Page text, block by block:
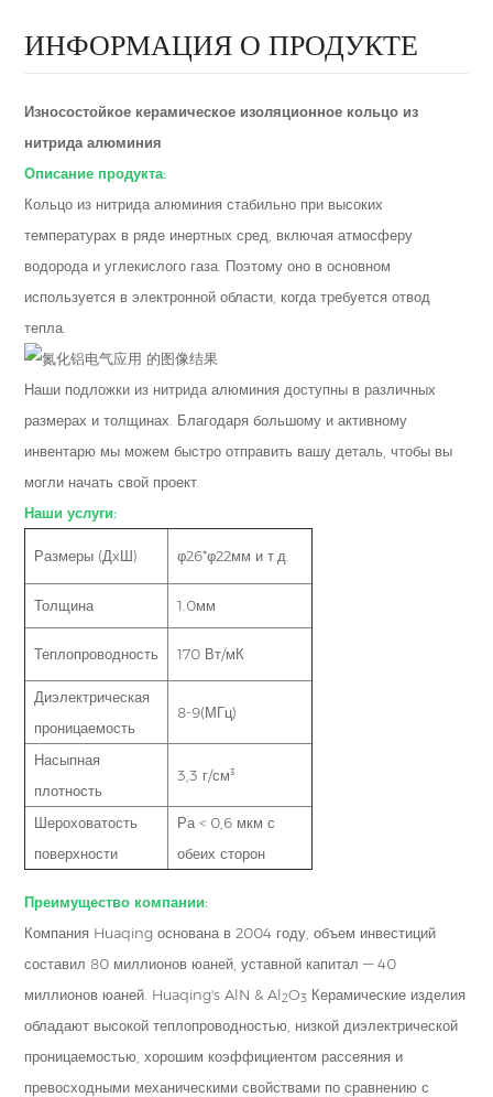
ИНФОРМАЦИЯ О ПРОДУКТЕ
Износостойкое керамическое изоляционное кольцо из
нитрида алюминия
Описание продукта:
Кольцо из нитрида алюминия стабильно при высоких
температурах в ряде инертных сред, включая атмосферу
водорода и углекислого газа. Поэтому оно в основном
используется в электронной области, когда требуется отвод
тепла.
Наши подложки из нитрида алюминия доступны в различных
размерах и толщинах. Благодаря большому и активному
инвентарю мы можем быстро отправить вашу деталь, чтобы вы
могли начать свой проект.
Наши услуги:
Размеры (ДxШ) φ26*φ22мм и т.д.
Толщина 1.0мм
Теплопроводность 170 Вт/мК
Диэлектрическая
проницаемость
8-9(МГц)
Насыпная
плотность
3,3 г/см³
Шероховатость
поверхности
Ра < 0,6 мкм с
обеих сторон
Преимущество компании:
Компания Huaqing основана в 2004 году, объем инвестиций
составил 80 миллионов юаней, уставной капитал — 40
миллионов юаней. Huaqing's AlN & Al2O3 Керамические изделия
обладают высокой теплопроводностью, низкой диэлектрической
проницаемостью, хорошим коэффициентом рассеяния и
превосходными механическими свойствами по сравнению с